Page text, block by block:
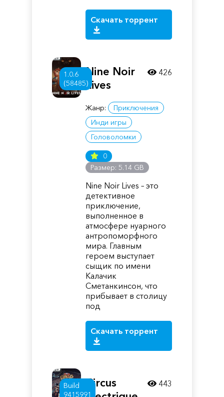
Скачать торрент
1.0.6
(58485)
Nine Noir
Lives
Жанр:
Приключения
Инди игры
Головоломки
0
Размер: 5.14 GB
Nine Noir Lives – это
детективное
приключение,
выполненное в
атмосфере нуарного
антропоморфного
мира. Главным
героем выступает
сыщик по имени
Калачик
Сметанкинсон, что
прибывает в столицу
под
Скачать торрент
426
Build
9415991
Circus
443